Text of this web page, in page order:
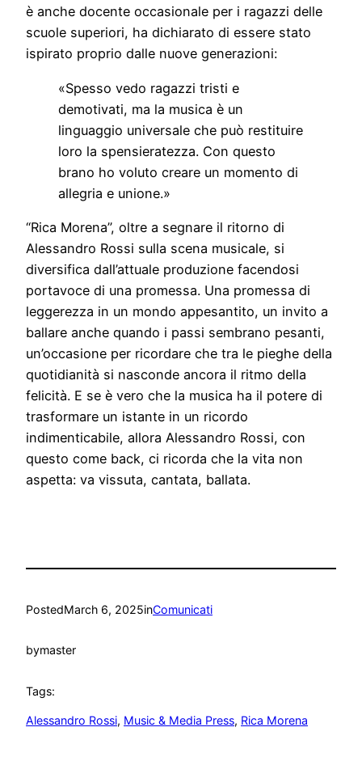
è anche docente occasionale per i ragazzi delle
scuole superiori, ha dichiarato di essere stato
ispirato proprio dalle nuove generazioni:
«Spesso vedo ragazzi tristi e
demotivati, ma la musica è un
linguaggio universale che può restituire
loro la spensieratezza. Con questo
brano ho voluto creare un momento di
allegria e unione.»
“Rica Morena”, oltre a segnare il ritorno di
Alessandro Rossi sulla scena musicale, si
diversifica dall’attuale produzione facendosi
portavoce di una promessa. Una promessa di
leggerezza in un mondo appesantito, un invito a
ballare anche quando i passi sembrano pesanti,
un’occasione per ricordare che tra le pieghe della
quotidianità si nasconde ancora il ritmo della
felicità. E se è vero che la musica ha il potere di
trasformare un istante in un ricordo
indimenticabile, allora Alessandro Rossi, con
questo come back, ci ricorda che la vita non
aspetta: va vissuta, cantata, ballata.
PostedMarch 6, 2025inComunicati
bymaster
Tags:
Alessandro Rossi, Music & Media Press, Rica Morena